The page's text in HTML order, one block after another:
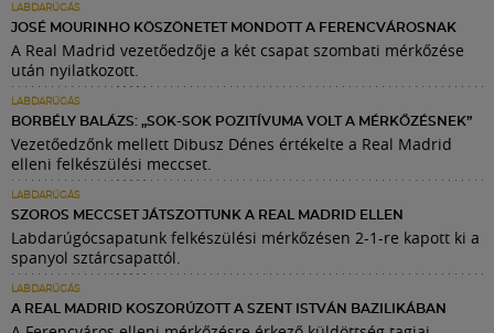
LABDARÚGÁS
JOSÉ MOURINHO KÖSZÖNETET MONDOTT A FERENCVÁROSNAK
A Real Madrid vezetőedzője a két csapat szombati mérkőzése
után nyilatkozott.
LABDARÚGÁS
BORBÉLY BALÁZS: „SOK-SOK POZITÍVUMA VOLT A MÉRKŐZÉSNEK”
Vezetőedzőnk mellett Dibusz Dénes értékelte a Real Madrid
elleni felkészülési meccset.
LABDARÚGÁS
SZOROS MECCSET JÁTSZOTTUNK A REAL MADRID ELLEN
Labdarúgócsapatunk felkészülési mérkőzésen 2-1-re kapott ki a
spanyol sztárcsapattól.
LABDARÚGÁS
A REAL MADRID KOSZORÚZOTT A SZENT ISTVÁN BAZILIKÁBAN